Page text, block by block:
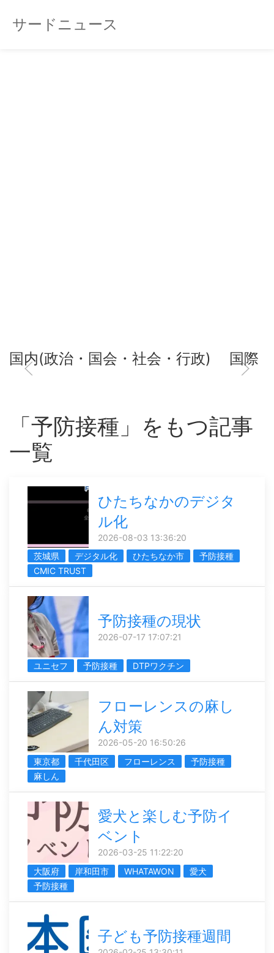
サードニュース
国内(政治・国会・社会・行政) 国際
「予防接種」をもつ記事
一覧
ひたちなかのデジタ
ル化
2026-08-03 13:36:20
茨城県
デジタル化 ひたちなか市
予防接種
CMIC TRUST
予防接種の現状
2026-07-17 17:07:21
ユニセフ 予防接種 DTPワクチン
フローレンスの麻し
ん対策
2026-05-20 16:50:26
東京都
千代田区 フローレンス
予防接種
麻しん
愛犬と楽しむ予防イ
ベント
2026-03-25 11:22:20
大阪府
岸和田市 WHATAWON
愛犬
予防接種
子ども予防接種週間